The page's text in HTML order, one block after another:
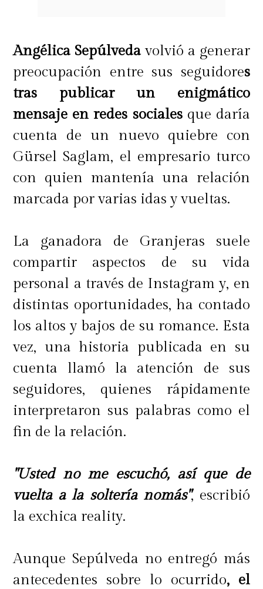
Angélica Sepúlvedavolvió a generar
preocupación entre sus seguidores
tras publicar un enigmático
mensaje en redes socialesque daría
cuenta de un nuevo quiebre con
Gürsel Saglam, el empresario turco
con quien mantenía una relación
marcada por varias idas y vueltas.
La ganadora de Granjeras suele
compartir aspectos de su vida
personal a través de Instagram y, en
distintas oportunidades, ha contado
los altos y bajos de su romance. Esta
vez, una historia publicada en su
cuenta llamó la atención de sus
seguidores, quienes rápidamente
interpretaron sus palabras como el
fin de la relación.
"Usted no me escuchó, así que de
vuelta a la soltería nomás", escribió
la exchica reality.
Aunque Sepúlveda no entregó más
antecedentes sobre lo ocurrido, el